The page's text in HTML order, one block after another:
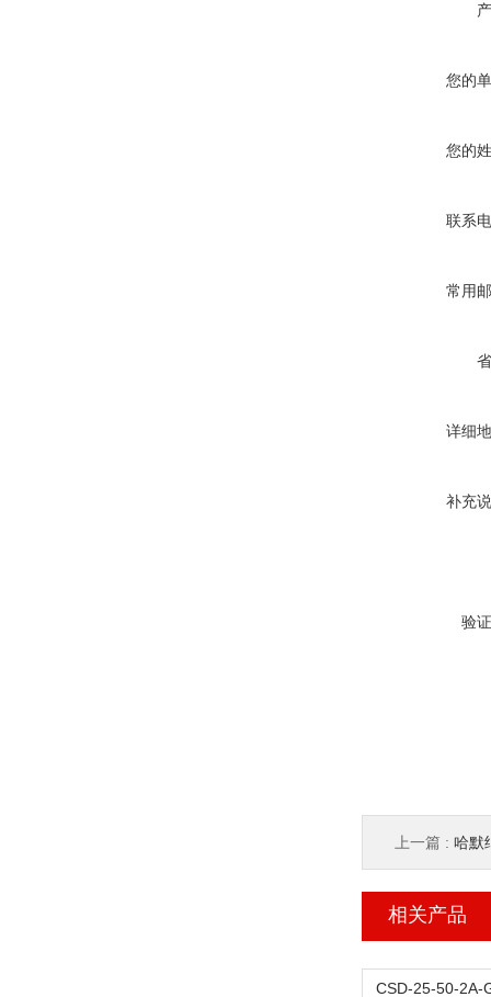
您的
您的
联系
常用
详细
补充
验
上一篇 : 哈默
相关产品